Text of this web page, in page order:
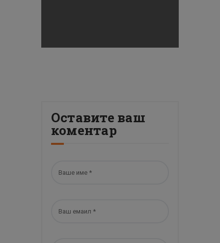
Оставите ваш
коментар